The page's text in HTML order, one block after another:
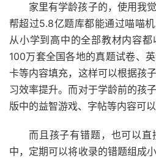
家里有学龄孩子的，使用我
帮超过5.8亿题库都能通过喵喵
从小学到高中的全部教材内容
100万套全国各地的真题试卷、
卡等内容填充，这样可以根据孩
习效率提升。而对于学龄前的孩
版中的益智游戏、字帖等内容可以
而且孩子有错题，也可以
中，定期可以将收录的错题组成